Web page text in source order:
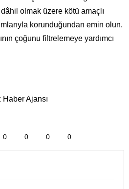
olmak üzere kötü amaçlı
korunduğundan emin olun.
çoğunu filtrelemeye yardımcı
Ajansı
0 0 0 0